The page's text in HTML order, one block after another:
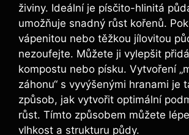
živiny. Ideální je písčito-hlinitá
umožňuje snadný růst kořenů.
vápenitou nebo těžkou jílovitou
nezoufejte. Můžete ji vylepšit
kompostu nebo písku. Vytvoření
záhonu“ s vyvýšenými hranami je
způsob, jak vytvořit optimální
růst. Tímto způsobem můžete
vlhkost a strukturu půdy.